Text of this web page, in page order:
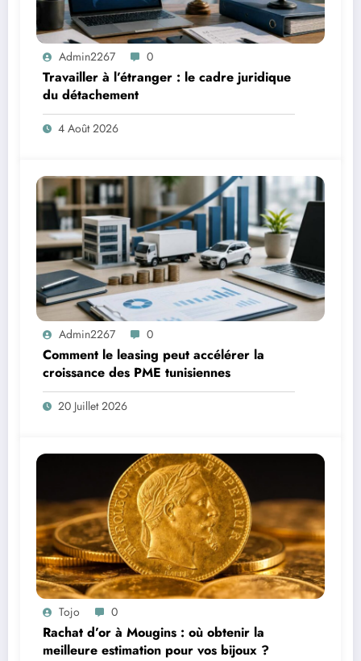
Admin2267 0
Travailler à l’étranger : le cadre juridique
du détachement
4 Août 2026
Admin2267 0
Comment le leasing peut accélérer la
croissance des PME tunisiennes
20 Juillet 2026
Tojo 0
Rachat d’or à Mougins : où obtenir la
meilleure estimation pour vos bijoux ?